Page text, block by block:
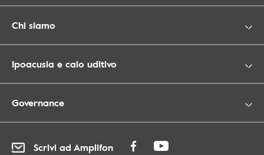
Chi siamo
Ipoacusia e calo uditivo
Governance
Scrivi ad Amplifon